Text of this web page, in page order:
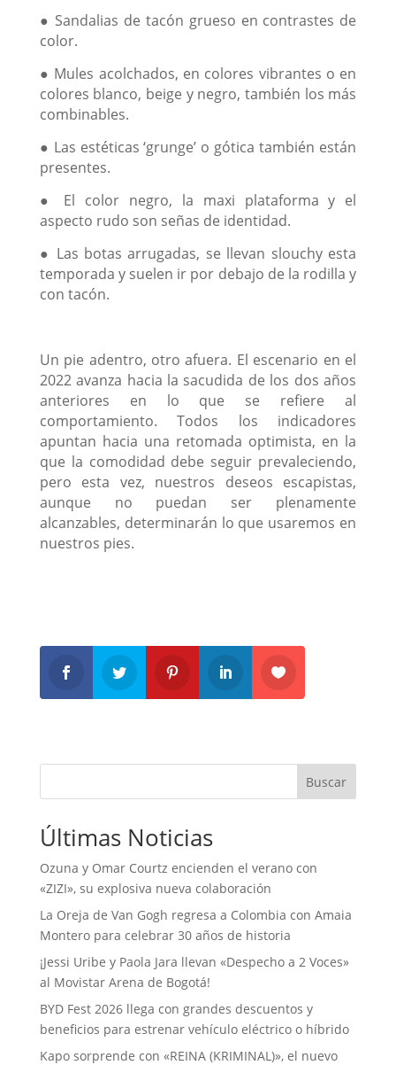
● Sandalias de tacón grueso en contrastes de
color.
● Mules acolchados, en colores vibrantes o en
colores blanco, beige y negro, también los más
combinables.
● Las estéticas ‘grunge’ o gótica también están
presentes.
● El color negro, la maxi plataforma y el
aspecto rudo son señas de identidad.
● Las botas arrugadas, se llevan slouchy esta
temporada y suelen ir por debajo de la rodilla y
con tacón.
Un pie adentro, otro afuera. El escenario en el
2022 avanza hacia la sacudida de los dos años
anteriores en lo que se refiere al
comportamiento. Todos los indicadores
apuntan hacia una retomada optimista, en la
que la comodidad debe seguir prevaleciendo,
pero esta vez, nuestros deseos escapistas,
aunque no puedan ser plenamente
alcanzables, determinarán lo que usaremos en
nuestros pies.
Buscar
Últimas Noticias
Ozuna y Omar Courtz encienden el verano con
«ZIZI», su explosiva nueva colaboración
La Oreja de Van Gogh regresa a Colombia con Amaia
Montero para celebrar 30 años de historia
¡Jessi Uribe y Paola Jara llevan «Despecho a 2 Voces»
al Movistar Arena de Bogotá!
BYD Fest 2026 llega con grandes descuentos y
beneficios para estrenar vehículo eléctrico o híbrido
Kapo sorprende con «REINA (KRIMINAL)», el nuevo